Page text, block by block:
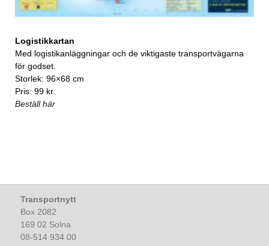
Logistikkartan
Med logistikanläggningar och de viktigaste transportvägarna
för godset.
Storlek: 96×68 cm
Pris: 99 kr.
Beställ här
Transportnytt
Box 2082
169 02 Solna
08-514 934 00